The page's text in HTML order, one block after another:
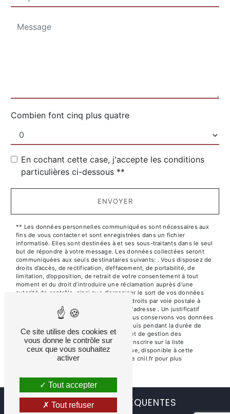
Combien font cinq plus quatre
En cochant cette case, j'accepte les conditions
particulières ci-dessous **
ENVOYER
** Les données personnelles communiquées sont nécessaires aux
fins de vous contacter et sont enregistrées dans un fichier
informatisé. Elles sont destinées à et ses sous-traitants dans le seul
but de répondre à votre message. Les données collectées seront
communiquées aux seuls destinataires suivants: . Vous disposez de
droits d’accès, de rectification, d’effacement, de portabilité, de
limitation, d’opposition, de retrait de votre consentement à tout
moment et du droit d’introduire une réclamation auprès d’une
autorité de contrôle, ainsi que d’organiser le sort de vos données
post-mortem. Vous pouvez exercer ces droits par voie postale à
l'adresse ou par courrier électronique à l'adresse . Un justificatif
d'identité pourra vous être demandé. Nous conservons vos données
pendant la période de prise de contact puis pendant la durée de
prescription légale aux fins probatoires et de gestion des
contentieux. Vous avez le droit de vous inscrire sur la liste
d'opposition au démarchage téléphonique, disponible à cette
Bloctel.gouv.fr
. Consultez le site cnil.fr pour plus
RECHERCHES FRÉQUENTES
Ce site utilise des cookies et
vous donne le contrôle sur
ceux que vous souhaitez
activer
Tout accepter
Tout refuser